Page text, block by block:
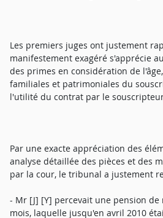
Les premiers juges ont justement
manifestement exagéré s'apprécie
des primes en considération de
familiales et patrimoniales du
l'utilité du contrat par le
Par une exacte appréciation des
analyse détaillée des pièces et des
par la cour, le tribunal a justement
- Mr [J] [Y] percevait une pension
mois, laquelle jusqu'en avril 2010